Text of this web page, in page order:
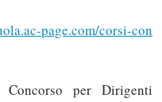
page.com/corsi-con
Concorso per Dirigenti